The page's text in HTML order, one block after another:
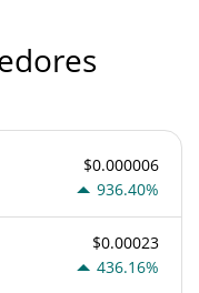
$0.000006
936.40%
$0.00023
436.16%